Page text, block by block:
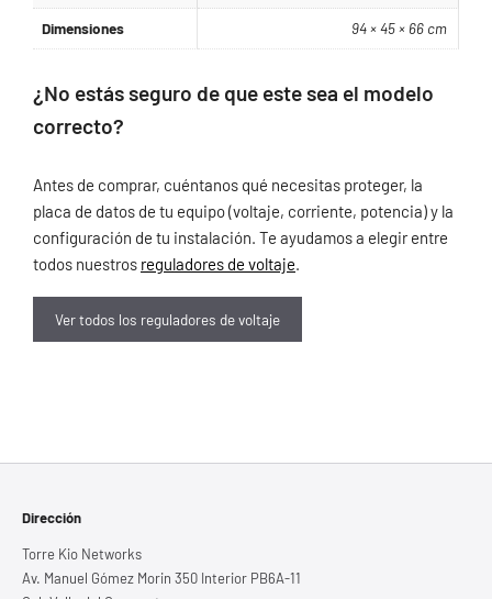
Dimensiones 94 × 45 × 66 cm
¿No estás seguro de que este sea el modelo
correcto?
Antes de comprar, cuéntanos qué necesitas proteger, la
placa de datos de tu equipo (voltaje, corriente, potencia) y la
configuración de tu instalación. Te ayudamos a elegir entre
todos nuestros reguladores de voltaje.
Ver todos los reguladores de voltaje
Dirección
Torre Kio Networks
Av. Manuel Gómez Morin 350 Interior PB6A-11